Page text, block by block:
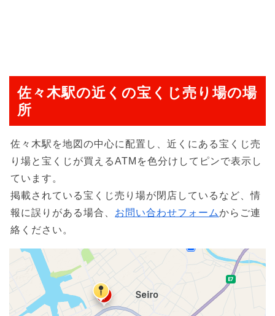
佐々木駅の近くの宝くじ売り場の場
所
佐々木駅を地図の中心に配置し、近くにある宝くじ売
り場と宝くじが買えるATMを色分けしてピンで表示し
ています。
掲載されている宝くじ売り場が閉店しているなど、情
報に誤りがある場合、 お問い合わせフォームからご連
絡ください。